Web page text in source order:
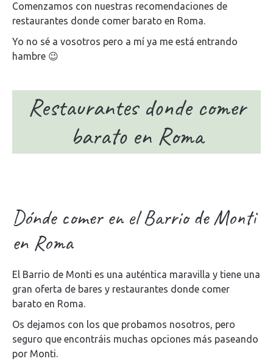
Comenzamos con nuestras recomendaciones de
restaurantes donde comer barato en Roma.
Yo no sé a vosotros pero a mí ya me está entrando
hambre 😉
Restaurantes donde comer
barato en Roma
Dónde comer en el Barrio de Monti
en Roma
El Barrio de Monti es una auténtica maravilla y tiene una
gran oferta de bares y restaurantes donde comer
barato en Roma.
Os dejamos con los que probamos nosotros, pero
seguro que encontráis muchas opciones más paseando
por Monti.